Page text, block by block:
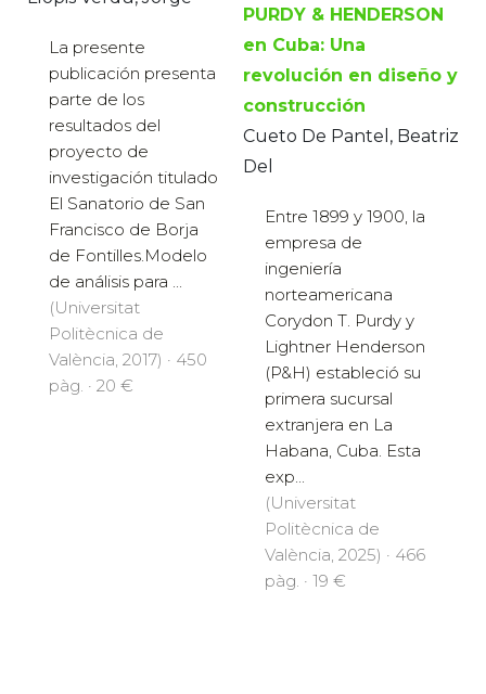
La presente
publicación presenta
parte de los
resultados del
proyecto de
investigación titulado
El Sanatorio de San
Francisco de Borja
de Fontilles.Modelo
de análisis para ...
(Universitat
Politècnica de
València, 2017) · 450
pàg. · 20 €
PURDY & HENDERSON
en Cuba: Una
revolución en diseño y
construcción
Cueto De Pantel, Beatriz
Del
Entre 1899 y 1900, la
empresa de
ingeniería
norteamericana
Corydon T. Purdy y
Lightner Henderson
(P&H) estableció su
primera sucursal
extranjera en La
Habana, Cuba. Esta
exp...
(Universitat
Politècnica de
València, 2025) · 466
pàg. · 19 €